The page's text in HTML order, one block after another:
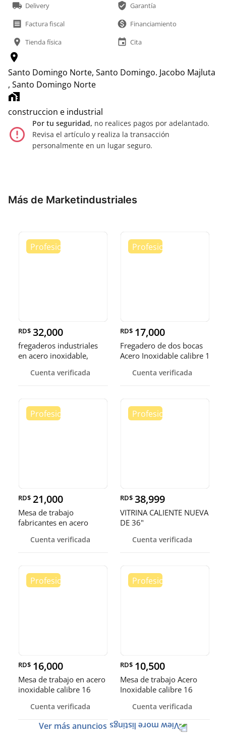
local_shipping Delivery verified_user Garantía
receipt Factura fiscal monetization_on Financiamiento
location_on Tienda física event Cita
location_on
Santo Domingo Norte, Santo Domingo. Jacobo Majluta
, Santo Domingo Norte
home_work
construccion e industrial
error_outline
Por tu seguridad, no realices pagos por adelantado.
Revisa el artículo y realiza la transacción
personalmente en un lugar seguro.
Más de Marketindustriales
RD$ 32,000
fregaderos industriales
en acero inoxidable,
Cuenta verificada
RD$ 17,000
Fregadero de dos bocas
Acero Inoxidable calibre 1
Cuenta verificada
RD$ 21,000
Mesa de trabajo
fabricantes en acero
Cuenta verificada
RD$ 38,999
VITRINA CALIENTE NUEVA
DE 36"
Cuenta verificada
RD$ 16,000
Mesa de trabajo en acero
inoxidable calibre 16
Cuenta verificada
RD$ 10,500
Mesa de trabajo Acero
Inoxidable calibre 16
Cuenta verificada
Ver más anuncios